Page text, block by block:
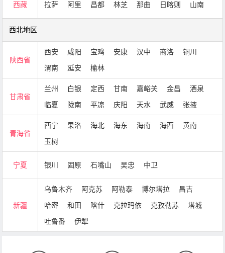
西藏 拉萨 阿里 昌都 林芝 那曲 日喀则 山南
西北地区
陕西省
西安 咸阳 宝鸡 安康 汉中 商洛
铜川
渭南
延安 榆林
甘肃省
兰州 白银 定西 甘南 嘉峪关 金昌
酒泉
临夏
陇南 平凉 庆阳 天水 武威 张掖
青海省
西宁 果洛 海北 海东 海南 海西
黄南
玉树
宁夏 银川 固原 石嘴山 吴忠 中卫
新疆
乌鲁木齐 阿克苏 阿勒泰 博尔塔拉
昌吉
哈密
和田 喀什 克拉玛依 克孜勒苏
塔城
吐鲁番
伊犁